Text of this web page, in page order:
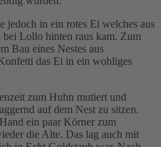
jedoch in ein rotes Ei welches aus
Lollo hinten raus kam. Zum
Bau eines Nestes aus
das Ei in ein wohliges
zum Huhn mutiert und
auf dem Nest zu sitzen.
ein paar Körner zum
die Alte. Das lag auch mit